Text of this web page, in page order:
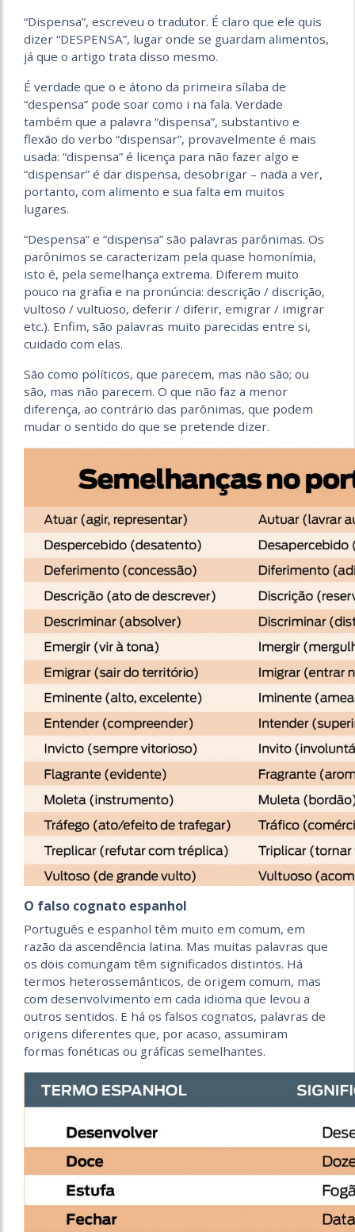
“Dispensa”, escreveu o tradutor. É claro que ele quis
dizer “DESPENSA”, lugar onde se guardam alimentos,
já que o artigo trata disso mesmo.
É verdade que o e átono da primeira sílaba de
“despensa” pode soar como i na fala. Verdade
também que a palavra “dispensa”, substantivo e
flexão do verbo “dispensar”, provavelmente é mais
usada: “dispensa” é licença para não fazer algo e
“dispensar” é dar dispensa, desobrigar – nada a ver,
portanto, com alimento e sua falta em muitos
lugares.
“Despensa” e “dispensa” são palavras parônimas. Os
parônimos se caracterizam pela quase homonímia,
isto é, pela semelhança extrema. Diferem muito
pouco na grafia e na pronúncia: descrição / discrição,
vultoso / vultuoso, deferir / diferir, emigrar / imigrar
etc.). Enfim, são palavras muito parecidas entre si,
cuidado com elas.
São como políticos, que parecem, mas não são; ou
são, mas não parecem. O que não faz a menor
diferença, ao contrário das parônimas, que podem
mudar o sentido do que se pretende dizer.
O falso cognato espanhol
Português e espanhol têm muito em comum, em
razão da ascendência latina. Mas muitas palavras que
os dois comungam têm significados distintos. Há
termos heterossemânticos, de origem comum, mas
com desenvolvimento em cada idioma que levou a
outros sentidos. E há os falsos cognatos, palavras de
origens diferentes que, por acaso, assumiram
formas fonéticas ou gráficas semelhantes.